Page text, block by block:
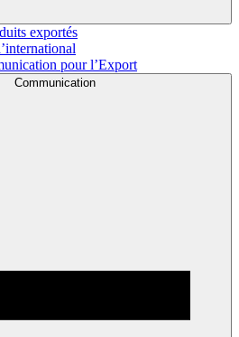
exportés
pour l’Export
Communication